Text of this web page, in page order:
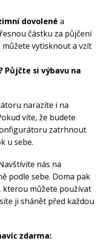
a hranydovolené a
částku za půjčení
můžete vytisknout a vzít
Půjčte si výbavu na
narazíte i na
víte, že budete
zatrhnout
u sebe.
nás na
podle sebe. Doma pak
kterou můžete používat
ji shánět před každou
zdarma: